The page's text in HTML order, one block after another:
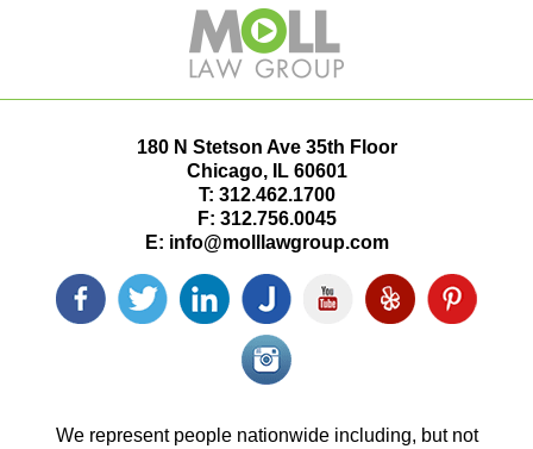
180 N Stetson Ave 35th Floor
Chicago, IL 60601
T: 312.462.1700
F: 312.756.0045
E: info@molllawgroup.com
Facebook
icon
Twitter
icon
LinkedIn
icon
Justia
icon
YouTube
icon
Yelp
icon
Pinterest
icon
Instagram<
icon/span>
We represent people nationwide including, but not